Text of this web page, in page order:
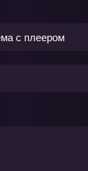
с плеером